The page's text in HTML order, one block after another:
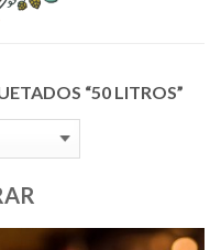
“50 LITROS”